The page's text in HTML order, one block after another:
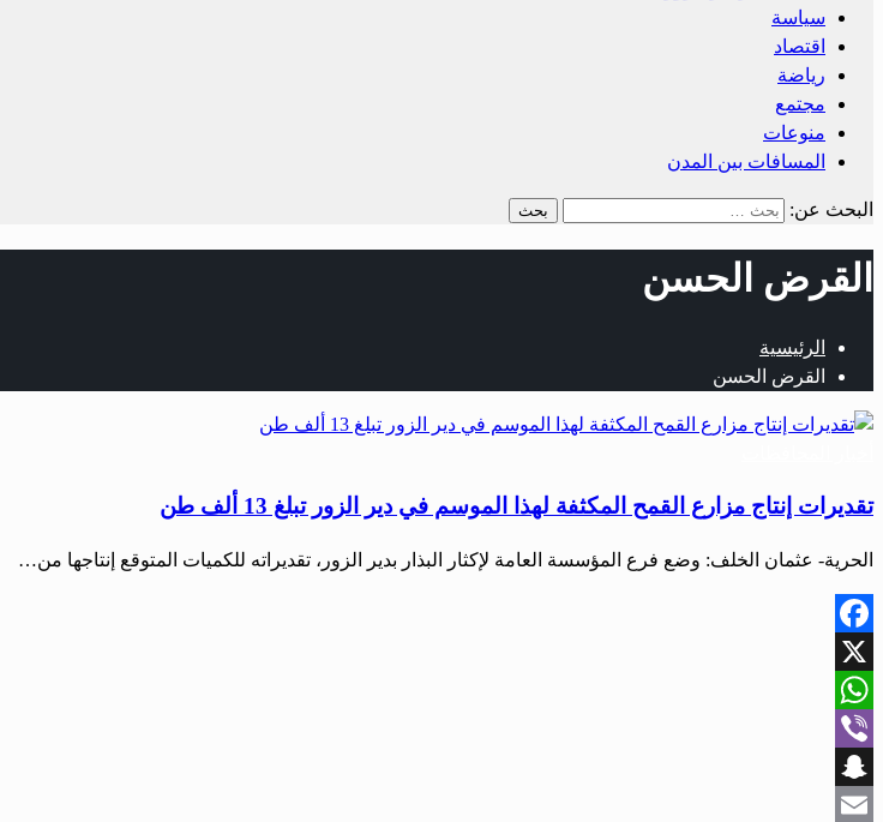
سياسة
اقتصاد
رياضة
مجتمع
منوعات
المسافات بين المدن
البحث عن:
القرض الحسن
الرئيسية
القرض الحسن
تقديرات إنتاج مزارع القمح المكثفة لهذا الموسم في دير الزور تبلغ 13 ألف طن
الحرية- عثمان الخلف: وضع فرع المؤسسة العامة لإكثار البذار بدير الزور، تقديراته للكميات المتوقع إنتاجها من…
Facebook
X
WhatsApp
Viber
Snapchat